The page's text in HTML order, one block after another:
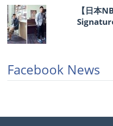
【日本
Facebook News